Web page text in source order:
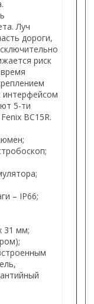
Луч
дороги,
риск
интерфейсом
5-ти
BC15R.
– IP66;
31 мм;